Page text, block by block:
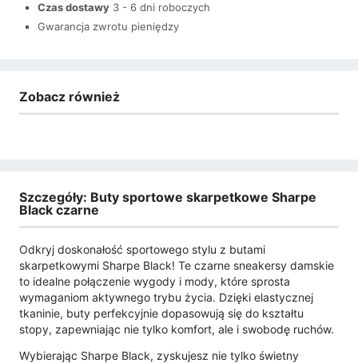
Czas dostawy 3 - 6 dni roboczych
Gwarancja zwrotu pieniędzy
Zobacz również
Szczegóły: Buty sportowe skarpetkowe Sharpe
Black czarne
Odkryj doskonałość sportowego stylu z butami
skarpetkowymi Sharpe Black! Te czarne sneakersy damskie
to idealne połączenie wygody i mody, które sprosta
wymaganiom aktywnego trybu życia. Dzięki elastycznej
tkaninie, buty perfekcyjnie dopasowują się do kształtu
stopy, zapewniając nie tylko komfort, ale i swobodę ruchów.
Wybierając Sharpe Black, zyskujesz nie tylko świetny